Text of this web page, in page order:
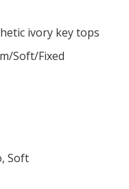
ivory key tops
Soft/Fixed
Soft